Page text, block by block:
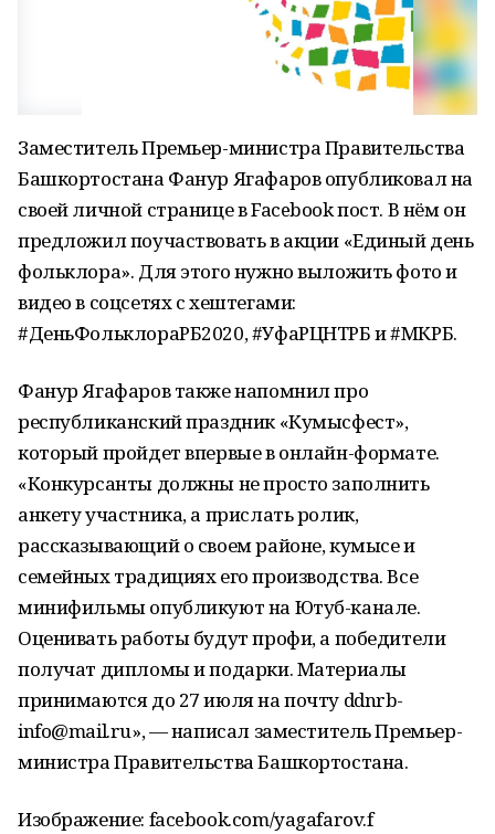
Заместитель Премьер-министра Правительства
Башкортостана Фанур Ягафаров опубликовал на
своей личной странице в Facebook пост. В нём он
предложил поучаствовать в акции «Единый день
фольклора». Для этого нужно выложить фото и
видео в соцсетях с хештегами:
#ДеньФольклораРБ2020, #УфаРЦНТРБ и #МКРБ.
Фанур Ягафаров также напомнил про
республиканский праздник «Кумысфест»,
который пройдет впервые в онлайн-формате.
«Конкурсанты должны не просто заполнить
анкету участника, а прислать ролик,
рассказывающий о своем районе, кумысе и
семейных традициях его производства. Все
минифильмы опубликуют на Ютуб-канале.
Оценивать работы будут профи, а победители
получат дипломы и подарки. Материалы
принимаются до 27 июля на почту ddnrb-
info@mail.ru», — написал заместитель Премьер-
министра Правительства Башкортостана.
Изображение: facebook.com/yagafarov.f